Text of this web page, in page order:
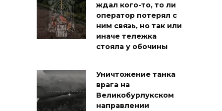
ждал кого-то, то ли
оператор потерял с
ним связь, но так или
иначе тележка
стояла у обочины
Уничтожение танка
врага на
Великобурлукском
направлении